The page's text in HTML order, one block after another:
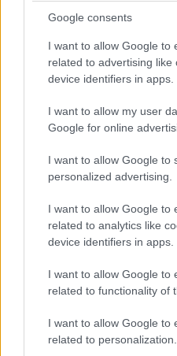
Google consents
I want to allow Google to
related to advertising like
device identifiers in apps.
I want to allow my user
Google for online
I want to allow Google to
personalized advertising.
I want to allow Google to
related to analytics like
device identifiers in apps.
I want to allow Google to
related to functionality of
I want to allow Google to
related to personalization.
Xαρακτήρες: 0/1000
Διαβάστε και ακολουθήστε
Το Λιμενικό σώμα έκανε
σε αυτά τα παλικάρια.
σορών των
καθώς και του σκάφους
στο φως ακόμα
την αλήθεια. Επιπλέον